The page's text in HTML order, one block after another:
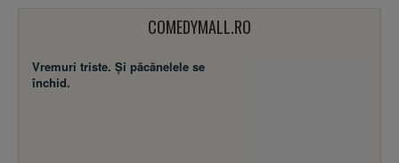
COMEDYMALL.RO
Vremuri triste. Şi păcănelele se
închid.